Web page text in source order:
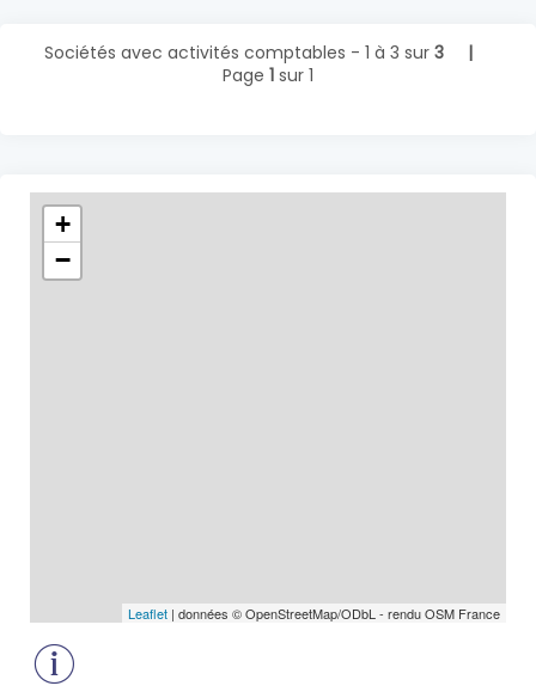
Sociétés avec activités comptables - 1 à 3 sur 3 |
Page 1 sur 1
+
−
Leaflet | données © OpenStreetMap/ODbL - rendu OSM France